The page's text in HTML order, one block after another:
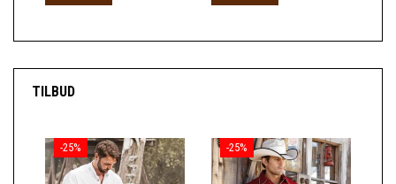
TILBUD
-25% -25%